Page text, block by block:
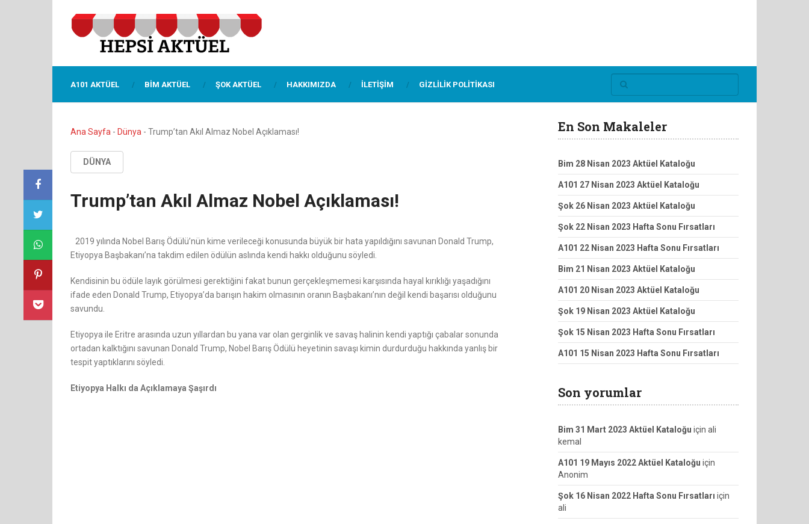
A101 AKTÜEL BIM AKTÜEL ŞOK AKTÜEL HAKKIMIZDA İLETIŞIM GIZLILIK POLITIKASI
Ana Sayfa - Dünya - Trump’tan Akıl Almaz Nobel Açıklaması!
DÜNYA
Trump’tan Akıl Almaz Nobel Açıklaması!
2019 yılında Nobel Barış Ödülü’nün kime verileceği konusunda büyük bir hata yapıldığını savunan Donald Trump,
Etiyopya Başbakanı’na takdim edilen ödülün aslında kendi hakkı olduğunu söyledi.
Kendisinin bu ödüle layık görülmesi gerektiğini fakat bunun gerçekleşmemesi karşısında hayal kırıklığı yaşadığını
ifade eden Donald Trump, Etiyopya’da barışın hakim olmasının oranın Başbakanı’nın değil kendi başarısı olduğunu
savundu.
Etiyopya ile Eritre arasında uzun yıllardan bu yana var olan gerginlik ve savaş halinin kendi yaptığı çabalar sonunda
ortadan kalktığını savunan Donald Trump, Nobel Barış Ödülü heyetinin savaşı kimin durdurduğu hakkında yanlış bir
tespit yaptıklarını söyledi.
Etiyopya Halkı da Açıklamaya Şaşırdı
En Son Makaleler
Bim 28 Nisan 2023 Aktüel Kataloğu
A101 27 Nisan 2023 Aktüel Kataloğu
Şok 26 Nisan 2023 Aktüel Kataloğu
Şok 22 Nisan 2023 Hafta Sonu Fırsatları
A101 22 Nisan 2023 Hafta Sonu Fırsatları
Bim 21 Nisan 2023 Aktüel Kataloğu
A101 20 Nisan 2023 Aktüel Kataloğu
Şok 19 Nisan 2023 Aktüel Kataloğu
Şok 15 Nisan 2023 Hafta Sonu Fırsatları
A101 15 Nisan 2023 Hafta Sonu Fırsatları
Son yorumlar
Bim 31 Mart 2023 Aktüel Kataloğu için ali
kemal
A101 19 Mayıs 2022 Aktüel Kataloğu için
Anonim
Şok 16 Nisan 2022 Hafta Sonu Fırsatları için
ali